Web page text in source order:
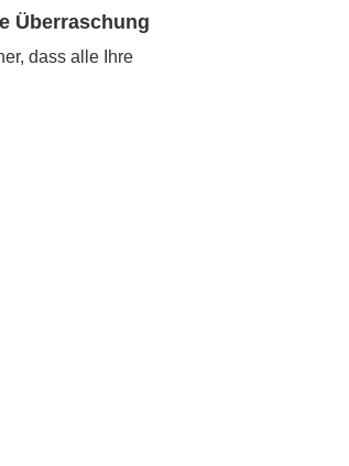
Überraschung
dass alle Ihre